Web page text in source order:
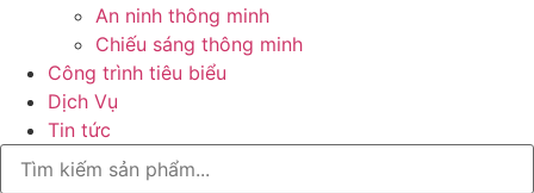
An ninh thông minh
Chiếu sáng thông minh
Công trình tiêu biểu
Dịch Vụ
Tin tức
Search